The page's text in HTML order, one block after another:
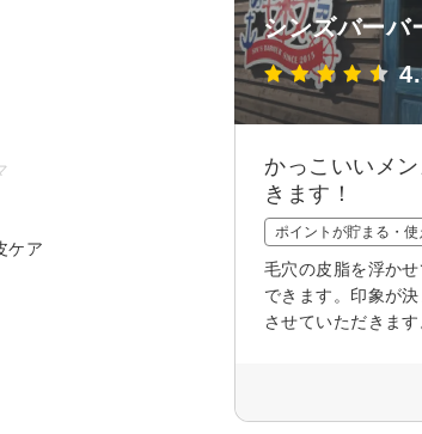
シンズバーバ
かっこいいメ
きます！
ポイントが貯まる・使
毛穴の皮脂を浮か
できます。印象が
させていただきます
ケア